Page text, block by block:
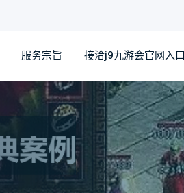
服务宗旨 接洽j9九游会官网入口